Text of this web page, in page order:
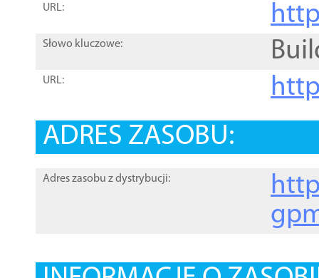
URL:
Słowo kluczowe:
URL:
ADRES ZASOBU:
Adres zasobu z dystrybucji: